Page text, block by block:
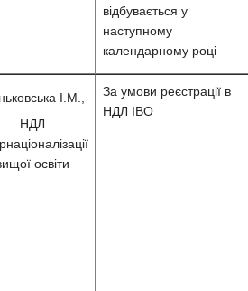
відбувається у
наступному
календарному році
І.М.,
НДЛ
освіти
За умови реєстрації в
НДЛ ІВО